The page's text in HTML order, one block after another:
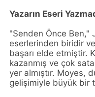
Yazarın Eseri
"Senden Önce Ben,"
eserlerinden biridir
başarı elde etmiştir.
kazanmış ve çok
yer almıştır. Moyes,
gelişimiyle büyük bir